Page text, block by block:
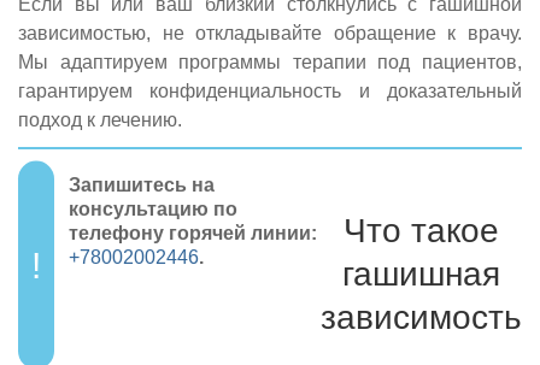
зависимостью, не откладывайте обращение к врачу.
Мы адаптируем программы терапии под пациентов,
гарантируем конфиденциальность и доказательный
подход к лечению.
Запишитесь на
консультацию по
телефону горячей линии:
+78002002446.
Что такое
гашишная
зависимость